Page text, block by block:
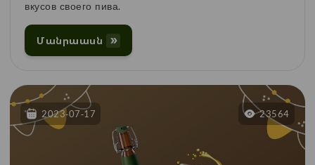
вкусов своего пива.
Մանրաասն
2023-07-17 23564